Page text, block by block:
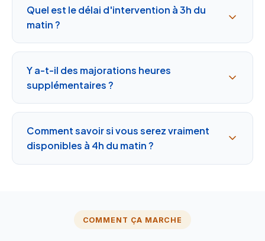
Quel est le délai d'intervention à 3h du
matin ?
Y a-t-il des majorations heures
supplémentaires ?
Comment savoir si vous serez vraiment
disponibles à 4h du matin ?
COMMENT ÇA MARCHE